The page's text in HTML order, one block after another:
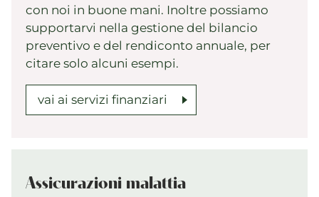
con noi in buone mani. Inoltre possiamo
supportarvi nella gestione del bilancio
preventivo e del rendiconto annuale, per
citare solo alcuni esempi.
vai ai servizi finanziari
Assicurazioni malattia